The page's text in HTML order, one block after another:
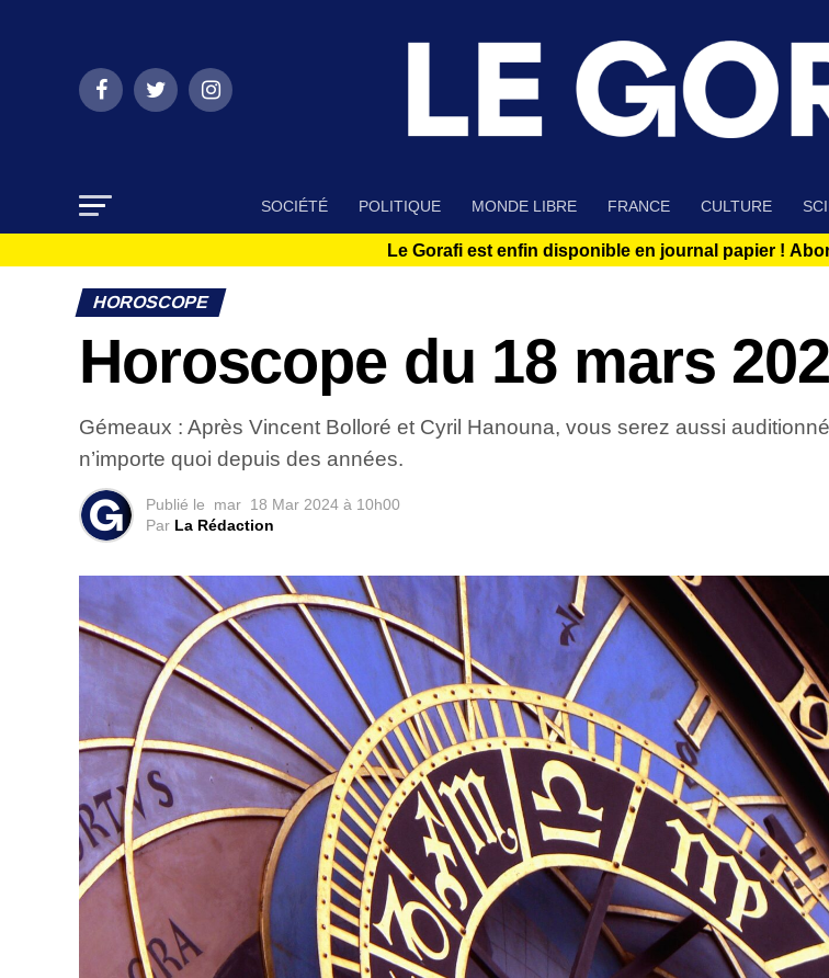
SOCIÉTÉ POLITIQUE MONDE LIBRE FRANCE CULTURE
Le Gorafi est enfin disponible en journal papier !
HOROSCOPE
Horoscope du 18 mars
Gémeaux : Après Vincent Bolloré et Cyril Hanouna, vous serez aussi
n’importe quoi depuis des années.
Publié le mar 18 Mar 2024 à 10h00
Par La Rédaction